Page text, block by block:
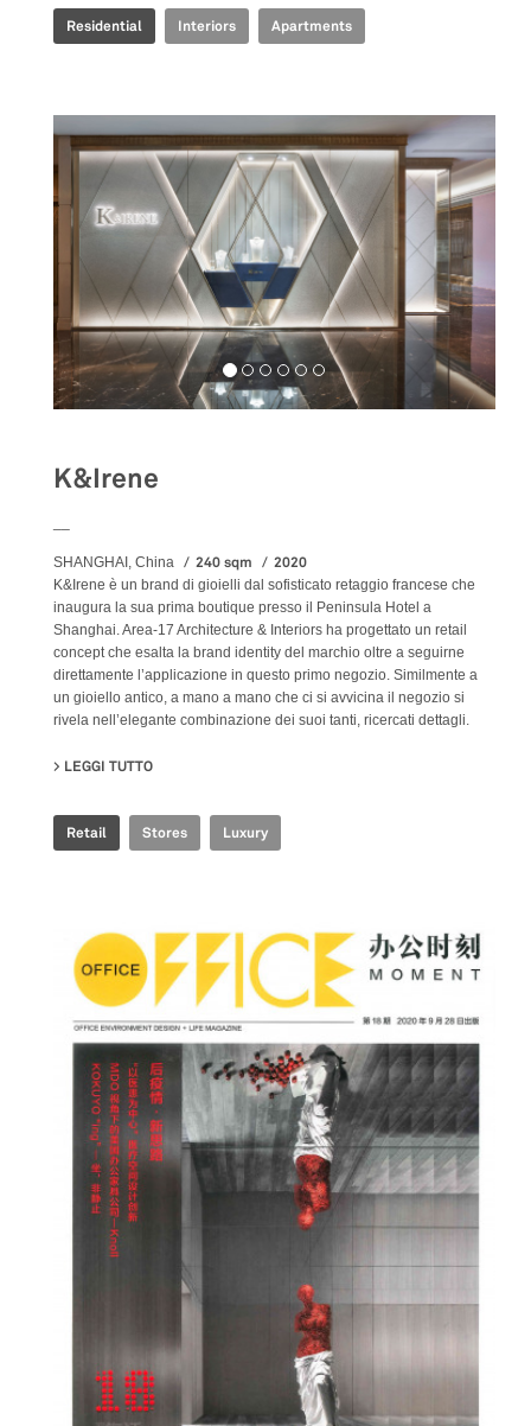
Residential Interiors Apartments
K&Irene
SHANGHAI, China 240 sqm 2020
K&Irene è un brand di gioielli dal sofisticato retaggio francese che
inaugura la sua prima boutique presso il Peninsula Hotel a
Shanghai. Area-17 Architecture & Interiors ha progettato un retail
concept che esalta la brand identity del marchio oltre a seguirne
direttamente l’applicazione in questo primo negozio. Similmente a
un gioiello antico, a mano a mano che ci si avvicina il negozio si
rivela nell’elegante combinazione dei suoi tanti, ricercati dettagli.
LEGGI TUTTO
Retail Stores Luxury